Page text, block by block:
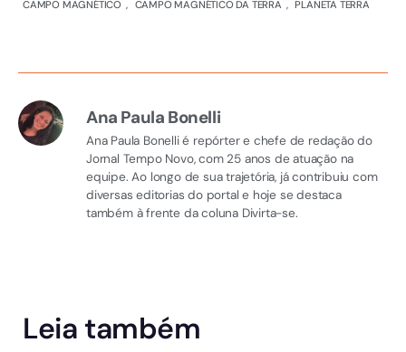
CAMPO MAGNÉTICO , CAMPO MAGNÉTICO DA TERRA , PLANETA TERRA
Ana Paula Bonelli
Ana Paula Bonelli é repórter e chefe de redação do
Jornal Tempo Novo, com 25 anos de atuação na
equipe. Ao longo de sua trajetória, já contribuiu com
diversas editorias do portal e hoje se destaca
também à frente da coluna Divirta-se.
Leia também